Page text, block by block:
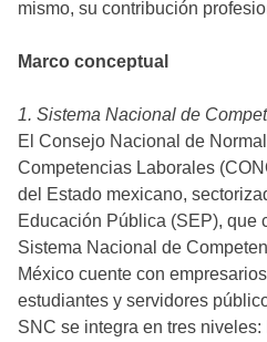
mismo, su contribución
Marco conceptual
1. Sistema Nacional de
El Consejo Nacional de
Competencias Laborales
del Estado mexicano,
Educación Pública (SEP), que
Sistema Nacional de
México cuente con
estudiantes y servidores
SNC se integra en tres